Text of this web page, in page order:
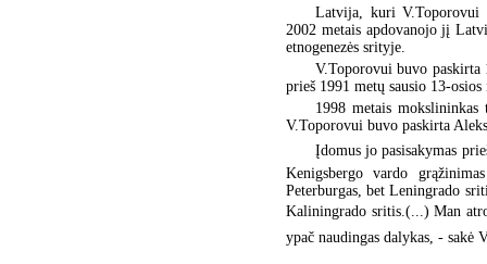
Latvija, kuri V.Toporovui
2002 metais apdovanojo jį
etnogenezės srityje.
V.Toporovui buvo paskirta
prieš 1991 metų sausio 13-
1998 metais
V.Toporovui buvo paskirta
Įdomus jo pasisakymas
Kenigsbergo vardo
Peterburgas, bet Leningrado
Kaliningrado sritis.(...) Man
ypač naudingas dalykas, -